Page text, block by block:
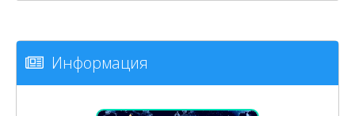
Информация